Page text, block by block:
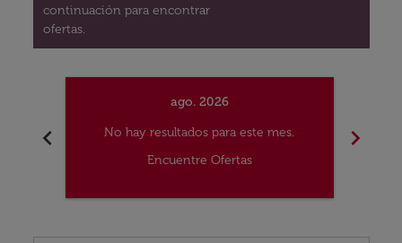
continuación para encontrar
ofertas.
chevron_left
ago. 2026
No hay resultados para este mes.
Encuentre Ofertas
chevron_right